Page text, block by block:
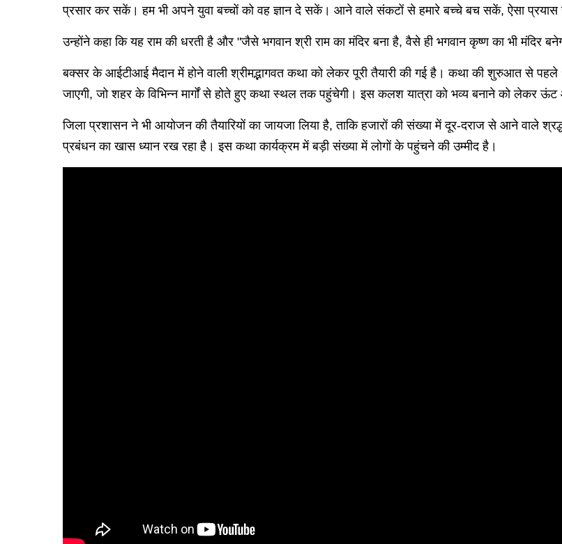
प्रसार कर सकें। हम भी अपने युवा बच्चों को वह ज्ञान दे सकें। आने वाले संकटों से हमारे बच्चे बच सकें, ऐसा
उन्होंने कहा कि यह राम की धरती है और "जैसे भगवान श्री राम का मंदिर बना है, वैसे ही भगवान कृष्ण का भी मंदिर
बक्सर के आईटीआई मैदान में होने वाली श्रीमद्भागवत कथा को लेकर पूरी तैयारी की गई है। कथा की शुरुआत से
जाएगी, जो शहर के विभिन्न मार्गों से होते हुए कथा स्थल तक पहुंचेगी। इस कलश यात्रा को भव्य बनाने को लेकर ऊंट
जिला प्रशासन ने भी आयोजन की तैयारियों का जायजा लिया है, ताकि हजारों की संख्या में दूर-दराज से आने वाले
प्रबंधन का खास ध्यान रख रहा है। इस कथा कार्यक्रम में बड़ी संख्या में लोगों के पहुंचने की उम्मीद है।